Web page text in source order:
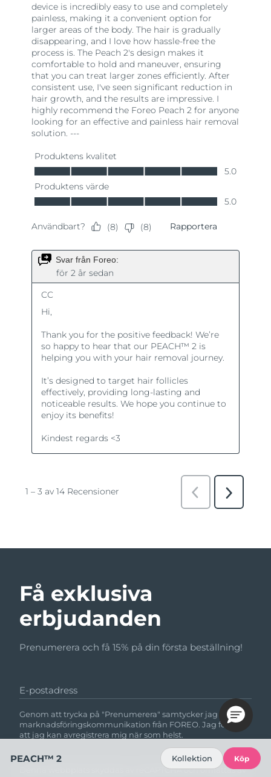
Få exklusiva
erbjudanden
Prenumerera och få 15% på din första beställning!
E-postadress
Genom att trycka på "Prenumerera" samtycker jag till att få
marknadsföringskommunikation från FOREO. Jag förstår
att jag kan avregistrera mig när som helst.
Denna webbplats skyddas av reCAPTCHA och omfattas av
PEACH™ 2 Kollektion Köp